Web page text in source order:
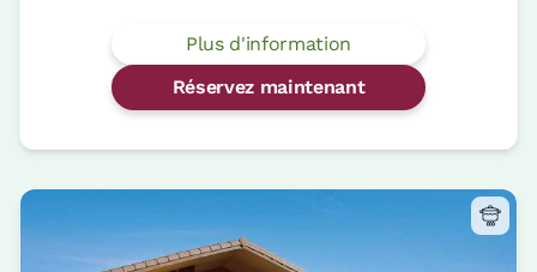
Plus d'information
Réservez maintenant